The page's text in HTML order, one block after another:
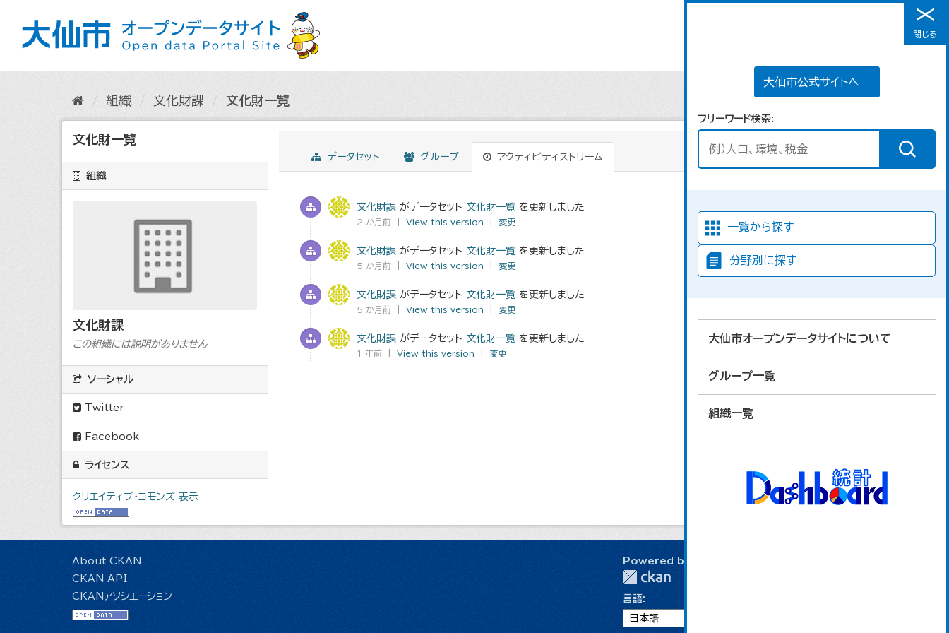
メニュー
大仙市公式サイトへ
フリーワード検索
一覧から探す
分野別に探す
大仙市オープンデータサイトについて
グループ一覧
組織一覧
閉じる
組織 文化財課 文化財一覧
文化財一覧
組織
文化財課
この組織には説明がありません
ソーシャル
Twitter
Facebook
ライセンス
クリエイティブ・コモンズ 表示
データセット グループ アクティビティストリーム
文化財課 がデータセット 文化財一覧 を更新しました
2 か月前 | View this version 変更
文化財課 がデータセット 文化財一覧 を更新しました
5 か月前 | View this version 変更
文化財課 がデータセット 文化財一覧 を更新しました
5 か月前 | View this version 変更
文化財課 がデータセット 文化財一覧 を更新しました
1 年前 | View this version 変更
About CKAN
CKAN API
CKANアソシエーション
Powered by
言語